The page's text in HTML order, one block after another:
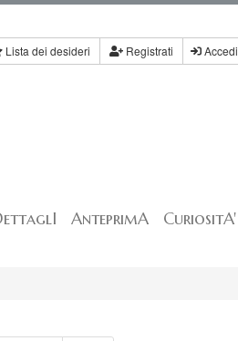
Lista dei desideri Registrati Accedi
AnteprimA CuriositA'